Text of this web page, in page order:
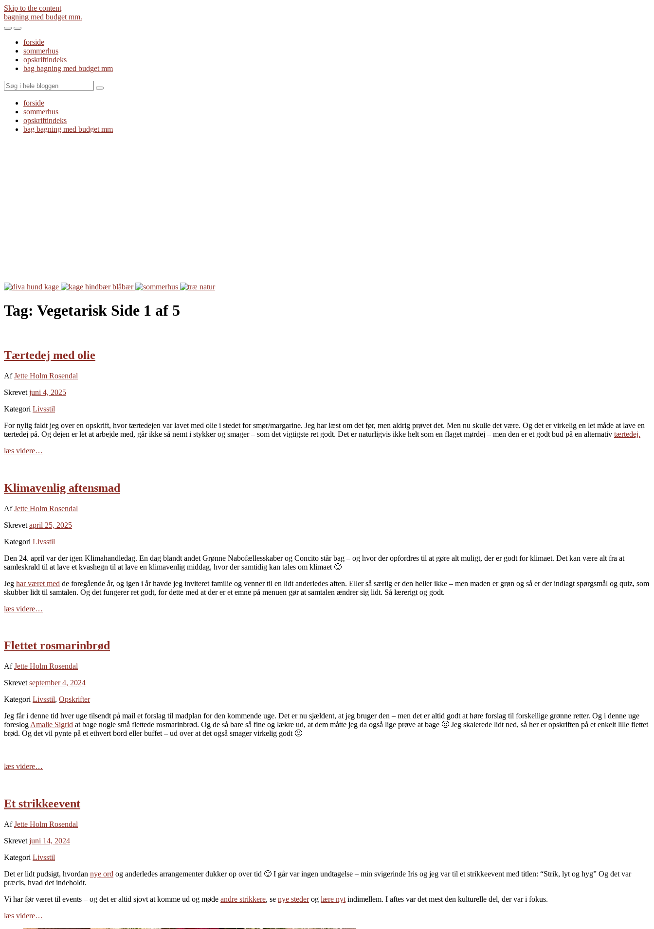
Skip to the content
bagning med budget mm.
Toggle
mobile
menu
Toggle
the
search
field
forside
sommerhus
opskriftindeks
bag bagning med budget mm
Search
forside
sommerhus
opskriftindeks
bag bagning med budget mm
Tag: Vegetarisk Side 1 af 5
Tærtedej med olie
AfJette Holm Rosendal
Skrevet juni 4, 2025
Kategori Livsstil
For nylig faldt jeg over en opskrift, hvor tærtedejen var lavet med olie i stedet for smør/margarine. Jeg har læst om det før, men aldrig prøvet det. Men nu skulle det være. Og det er virkelig en let måde at lave en
tærtedej på. Og dejen er let at arbejde med, går ikke så nemt i stykker og smager – som det vigtigste ret godt. Det er naturligvis ikke helt som en flaget mørdej – men den er et godt bud på en alternativ tærtedej.
læs videre…
Klimavenlig aftensmad
AfJette Holm Rosendal
Skrevet april 25, 2025
Kategori Livsstil
Den 24. april var der igen Klimahandledag. En dag blandt andet Grønne Nabofællesskaber og Concito står bag – og hvor der opfordres til at gøre alt muligt, der er godt for klimaet. Det kan være alt fra at
samleskrald til at lave et kvashegn til at lave en klimavenlig middag, hvor der samtidig kan tales om klimaet 🙂
Jeg har været med de foregående år, og igen i år havde jeg inviteret familie og venner til en lidt anderledes aften. Eller så særlig er den heller ikke – men maden er grøn og så er der indlagt spørgsmål og quiz, som
skubber lidt til samtalen. Og det fungerer ret godt, for dette med at der er et emne på menuen gør at samtalen ændrer sig lidt. Så lærerigt og godt.
læs videre…
Flettet rosmarinbrød
AfJette Holm Rosendal
Skrevet september 4, 2024
Kategori Livsstil, Opskrifter
Jeg får i denne tid hver uge tilsendt på mail et forslag til madplan for den kommende uge. Det er nu sjældent, at jeg bruger den – men det er altid godt at høre forslag til forskellige grønne retter. Og i denne uge
foreslog Amalie Sigrid at bage nogle små flettede rosmarinbrød. Og de så bare så fine og lækre ud, at dem måtte jeg da også lige prøve at bage 🙂 Jeg skalerede lidt ned, så her er opskriften på et enkelt lille flettet
brød. Og det vil pynte på et ethvert bord eller buffet – ud over at det også smager virkelig godt 🙂
læs videre…
Et strikkeevent
AfJette Holm Rosendal
Skrevet juni 14, 2024
Kategori Livsstil
Det er lidt pudsigt, hvordan nye ord og anderledes arrangementer dukker op over tid 🙂 I går var ingen undtagelse – min svigerinde Iris og jeg var til et strikkeevent med titlen: “Strik, lyt og hyg” Og det var
præcis, hvad det indeholdt.
Vi har før været til events – og det er altid sjovt at komme ud og møde andre strikkere, se nye stederog lære nyt indimellem. I aftes var det mest den kulturelle del, der var i fokus.
læs videre…